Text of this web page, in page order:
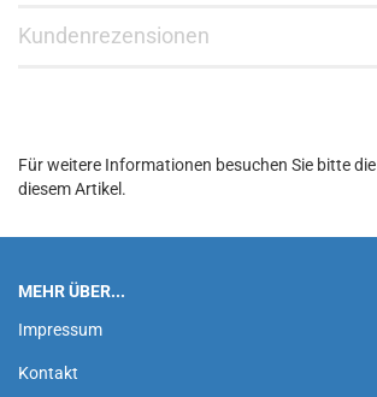
Kundenrezensionen
Für weitere Informationen besuchen Sie bitte die
diesem Artikel.
MEHR ÜBER...
Impressum
Kontakt